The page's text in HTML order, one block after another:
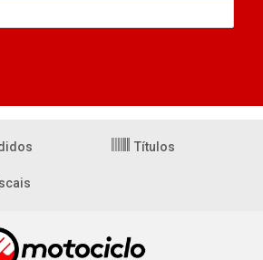
Títulos